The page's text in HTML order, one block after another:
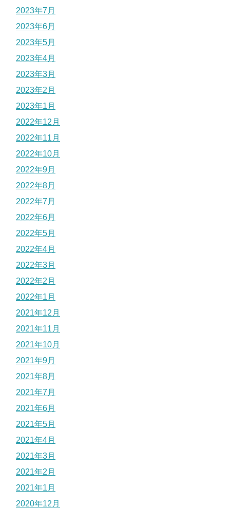
2023年7月
2023年6月
2023年5月
2023年4月
2023年3月
2023年2月
2023年1月
2022年12月
2022年11月
2022年10月
2022年9月
2022年8月
2022年7月
2022年6月
2022年5月
2022年4月
2022年3月
2022年2月
2022年1月
2021年12月
2021年11月
2021年10月
2021年9月
2021年8月
2021年7月
2021年6月
2021年5月
2021年4月
2021年3月
2021年2月
2021年1月
2020年12月